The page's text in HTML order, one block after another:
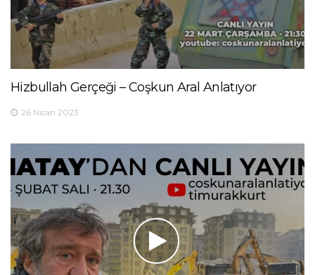
Hizbullah Gerçeği – Coşkun Aral Anlatıyor
26 Nisan 2023